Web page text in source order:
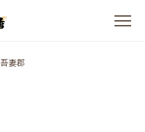
吾妻郡